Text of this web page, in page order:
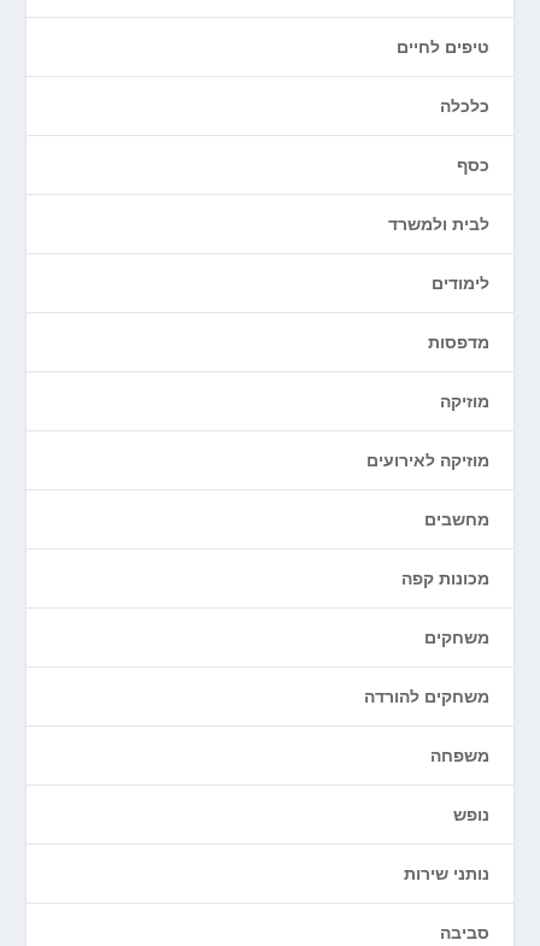
טיפים לחיים
כלכלה
כסף
לבית ולמשרד
לימודים
מדפסות
מוזיקה
מוזיקה לאירועים
מחשבים
מכונות קפה
משחקים
משחקים להורדה
משפחה
נופש
נותני שירות
סביבה